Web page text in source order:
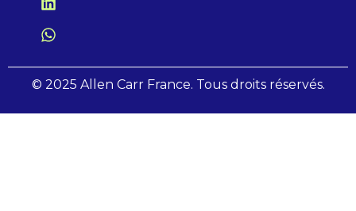
© 2025 Allen Carr France. Tous droits réservés.